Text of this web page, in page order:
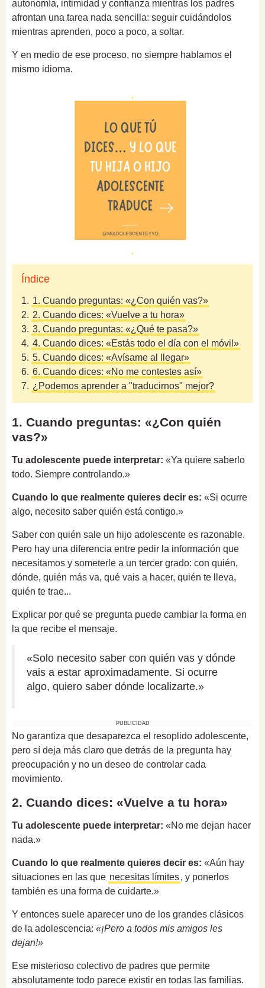
autonomía, intimidad y confianza mientras los padres
afrontan una tarea nada sencilla: seguir cuidándolos
mientras aprenden, poco a poco, a soltar.
Y en medio de ese proceso, no siempre hablamos el
mismo idioma.
Índice
1. 1. Cuando preguntas: «¿Con quién vas?»
2. 2. Cuando dices: «Vuelve a tu hora»
3. 3. Cuando preguntas: «¿Qué te pasa?»
4. 4. Cuando dices: «Estás todo el día con el móvil»
5. 5. Cuando dices: «Avísame al llegar»
6. 6. Cuando dices: «No me contestes así»
7. ¿Podemos aprender a "traducirnos" mejor?
1. Cuando preguntas: «¿Con quién
vas?»
Tu adolescente puede interpretar: «Ya quiere saberlo
todo. Siempre controlando.»
Cuando lo que realmente quieres decir es: «Si ocurre
algo, necesito saber quién está contigo.»
Saber con quién sale un hijo adolescente es razonable.
Pero hay una diferencia entre pedir la información que
necesitamos y someterle a un tercer grado: con quién,
dónde, quién más va, qué vais a hacer, quién te lleva,
quién te trae...
Explicar por qué se pregunta puede cambiar la forma en
la que recibe el mensaje.
«Solo necesito saber con quién vas y dónde
vais a estar aproximadamente. Si ocurre
algo, quiero saber dónde localizarte.»
PUBLICIDAD
No garantiza que desaparezca el resoplido adolescente,
pero sí deja más claro que detrás de la pregunta hay
preocupación y no un deseo de controlar cada
movimiento.
2. Cuando dices: «Vuelve a tu hora»
Tu adolescente puede interpretar: «No me dejan hacer
nada.»
Cuando lo que realmente quieres decir es: «Aún hay
situaciones en las que necesitas límites, y ponerlos
también es una forma de cuidarte.»
Y entonces suele aparecer uno de los grandes clásicos
de la adolescencia: «¡Pero a todos mis amigos les
dejan!»
Ese misterioso colectivo de padres que permite
absolutamente todo parece existir en todas las familias.